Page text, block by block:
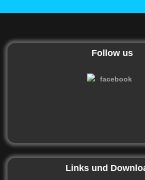
Follow us
Links und